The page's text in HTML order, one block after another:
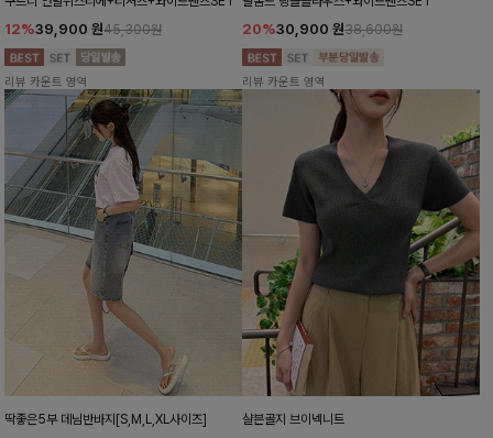
12%39,900 원45,300원
리뷰 카운트 영역
20%30,900 원38,600원
리뷰 카운트 영역
딱좋은5부 데님반바지[S,M,L,XL사이즈] 샬븐골지 브이넥니트